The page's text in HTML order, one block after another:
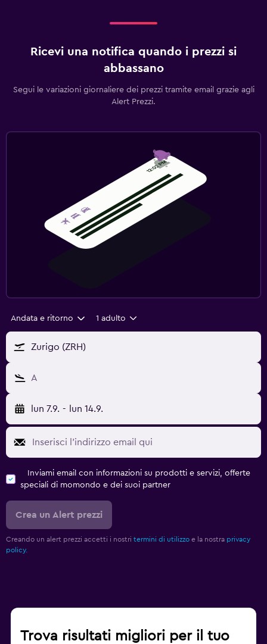
Ricevi una notifica quando i prezzi si
abbassano
Segui le variazioni giornaliere dei prezzi tramite email grazie agli
Alert Prezzi.
Andata e ritorno 1 adulto
Zurigo (ZRH)
A
lun 7.9. - lun 14.9.
Inviami email con informazioni su prodotti e servizi, offerte
speciali di momondo e dei suoi partner
Crea un Alert prezzi
Creando un alert prezzi accetti i nostri termini di utilizzo e la nostra privacy
policy.
Trova risultati migliori per il tuo